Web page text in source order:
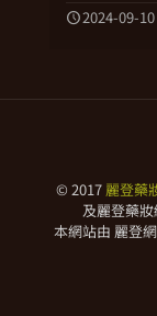
2024-09-10
© 2017 麗登藥
及麗登藥
本網站由 麗登